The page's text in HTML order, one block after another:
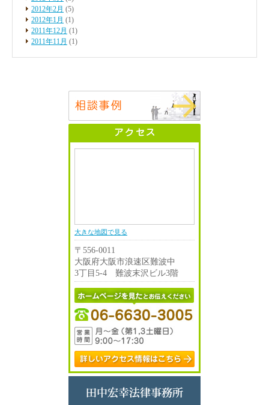
2012年2月 (5)
2012年1月 (1)
2011年12月 (1)
2011年11月 (1)
大きな地図で見る
〒556-0011
大阪府大阪市浪速区難波中
3丁目5-4 難波末沢ビル3階